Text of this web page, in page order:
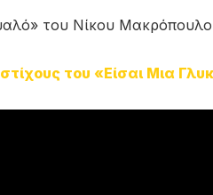
του Νίκου
του «Είσαι Μια